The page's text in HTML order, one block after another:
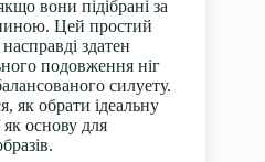
вони підібрані за
Цей простий
здатен
подовження ніг
силуету.
як обрати ідеальну
як основу для